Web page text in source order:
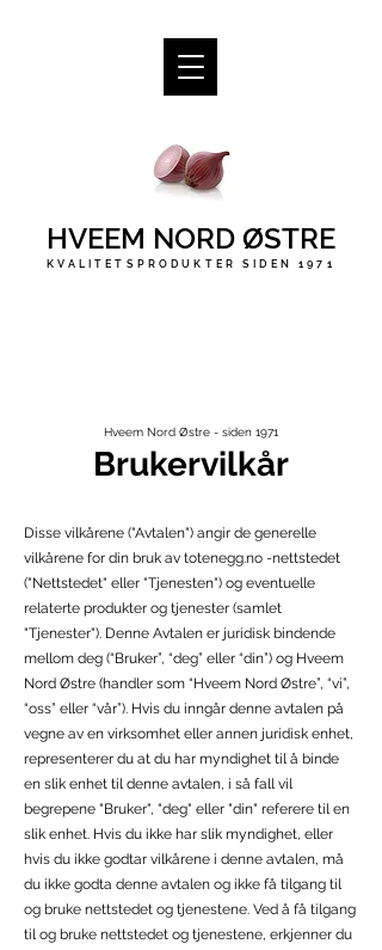
HVEEM NORD ØSTRE
KVALITETSPRODUKTER SIDEN 1971
Hveem Nord Østre - siden 1971
Brukervilkår
Disse vilkårene ("Avtalen") angir de generelle
vilkårene for din bruk av totenegg.no -nettstedet
("Nettstedet" eller "Tjenesten") og eventuelle
relaterte produkter og tjenester (samlet
"Tjenester"). Denne Avtalen er juridisk bindende
mellom deg (“Bruker”, “deg” eller “din”) og Hveem
Nord Østre (handler som “Hveem Nord Østre”, “vi”,
“oss” eller “vår”). Hvis du inngår denne avtalen på
vegne av en virksomhet eller annen juridisk enhet,
representerer du at du har myndighet til å binde
en slik enhet til denne avtalen, i så fall vil
begrepene "Bruker", "deg" eller "din" referere til en
slik enhet. Hvis du ikke har slik myndighet, eller
hvis du ikke godtar vilkårene i denne avtalen, må
du ikke godta denne avtalen og ikke få tilgang til
og bruke nettstedet og tjenestene. Ved å få tilgang
til og bruke nettstedet og tjenestene, erkjenner du